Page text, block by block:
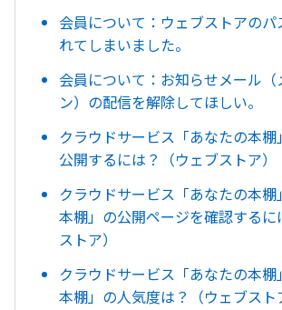
会員について：ウェブストアのパ
れてしまいました。
会員について：お知らせメール（
ン）の配信を解除してほしい。
クラウドサービス「あなたの本棚
公開するには？（ウェブストア）
クラウドサービス「あなたの本棚
本棚」の公開ページを確認する
ストア）
クラウドサービス「あなたの本棚
本棚」の人気度は？（ウェブスト